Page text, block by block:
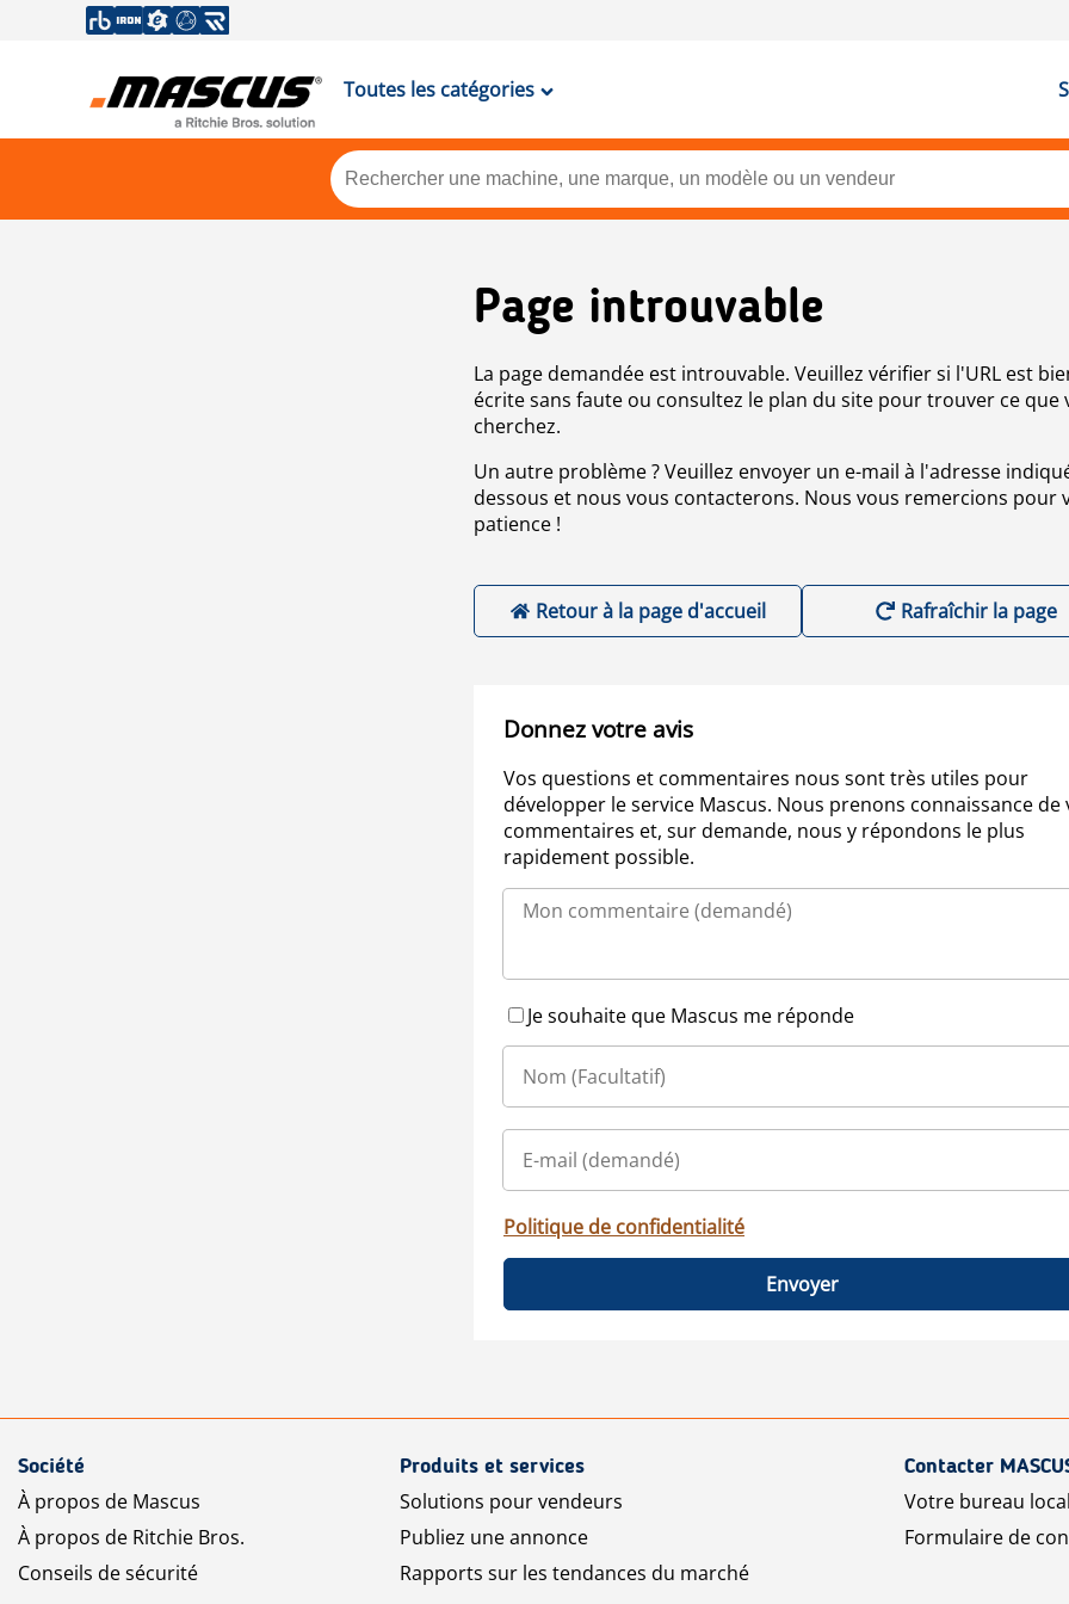
Toutes les catégories
Page introuvable
La page demandée est introuvable. Veuillez vérifier si l'URL est
écrite sans faute ou consultez le plan du site pour trouver ce que
cherchez.
Un autre problème ? Veuillez envoyer un e-mail à l'adresse
dessous et nous vous contacterons. Nous vous remercions pour
patience !
Retour à la page d'accueil Rafraîchir la page
Donnez votre avis
Vos questions et commentaires nous sont très utiles pour
développer le service Mascus. Nous prenons connaissance de
commentaires et, sur demande, nous y répondons le plus
rapidement possible.
Je souhaite que Mascus me réponde
Politique de confidentialité
Envoyer
Société
À propos de Mascus
À propos de Ritchie Bros.
Conseils de sécurité
Produits et services
Solutions pour vendeurs
Publiez une annonce
Rapports sur les tendances du marché
Contacter
Votre bureau
Formulaire de